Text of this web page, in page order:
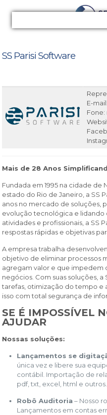
SS Parisi Software
E-mail:
Fone:
Mais de 28 Anos
Fundada em 1995 na cidade de
estado do Rio de Janeiro, a SS
anos no mercado de soluções,
evolução tecnológica e lidando
atividades e profissionais, a SS
respostas rápidas e objetivas
A empresa trabalha
objetivo de eliminar processos
agregam valor e que impedem
negócios. Com suas soluções,
tarefas, otimização do tempo e
isso com total segurança de
SE É IMPOSSÍVEL
AJUDAR
Nossas soluções:
Lançamentos se
única vez e libere sua
contábil. Importação de
pdf, txt, excel, html e outros.
Robô Auditoria – Nosso
Lançamentos em contas